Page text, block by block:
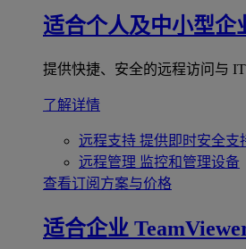
适合个人及中小型企
提供快捷、安全的远程访问与 IT
了解详情
远程支持 提供即时安全支
远程管理 监控和管理设备
查看订阅方案与价格
适合企业